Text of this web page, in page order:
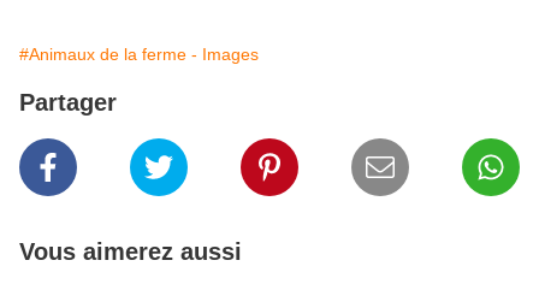
#Animaux de la ferme - Images
Partager
Vous aimerez aussi